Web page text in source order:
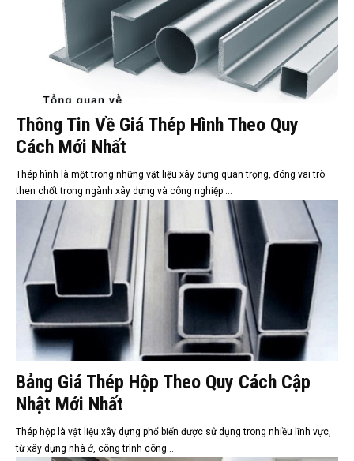
Thông Tin Về Giá Thép Hình Theo Quy
Cách Mới Nhất
Thép hình là một trong những vật liệu xây dựng quan trọng, đóng vai trò
then chốt trong ngành xây dựng và công nghiệp....
Bảng Giá Thép Hộp Theo Quy Cách Cập
Nhật Mới Nhất
Thép hộp là vật liệu xây dựng phổ biến được sử dụng trong nhiều lĩnh vực,
từ xây dựng nhà ở, công trình công...